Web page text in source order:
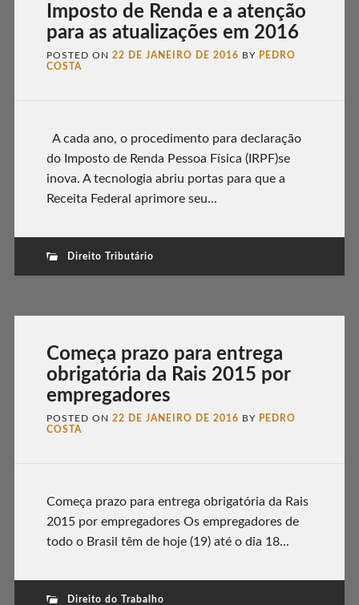
Imposto de Renda e a atenção
para as atualizações em 2016
POSTED ON 22 DE JANEIRO DE 2016 BY PEDRO
COSTA
A cada ano, o procedimento para declaração
do Imposto de Renda Pessoa Física (IRPF)se
inova. A tecnologia abriu portas para que a
Receita Federal aprimore seu...
Direito Tributário
Começa prazo para entrega
obrigatória da Rais 2015 por
empregadores
POSTED ON 22 DE JANEIRO DE 2016 BY PEDRO
COSTA
Começa prazo para entrega obrigatória da Rais
2015 por empregadores Os empregadores de
todo o Brasil têm de hoje (19) até o dia 18...
Direito do Trabalho